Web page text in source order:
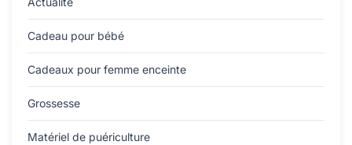
Cadeau pour bébé
Cadeaux pour femme enceinte
Grossesse
Matériel de puériculture